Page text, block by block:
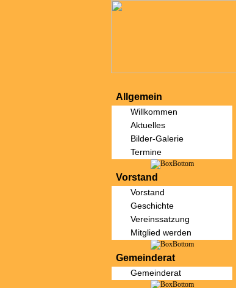
Allgemein
Willkommen
Aktuelles
Bilder-Galerie
Termine
Vorstand
Vorstand
Geschichte
Vereinssatzung
Mitglied werden
Gemeinderat
Gemeinderat